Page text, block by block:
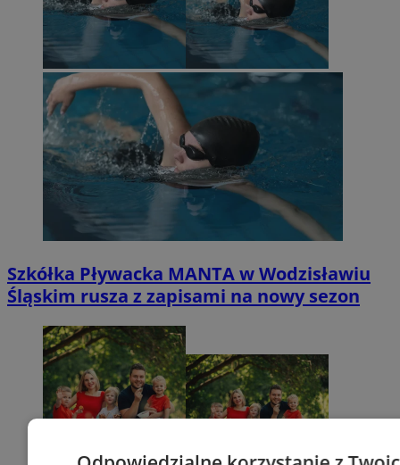
Szkółka Pływacka MANTA w Wodzisławiu
Śląskim rusza z zapisami na nowy sezon